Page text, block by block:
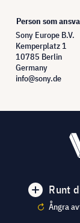
Person som
Sony Europe B.V.
Kemperplatz 1
10785 Berlin
Germany
info@sony.de
Runt
Ångra